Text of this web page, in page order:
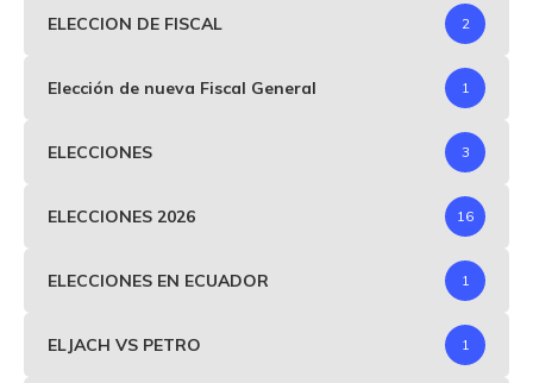
ELECCION DE FISCAL 2
Elección de nueva Fiscal General 1
ELECCIONES 3
ELECCIONES 2026 16
ELECCIONES EN ECUADOR 1
ELJACH VS PETRO 1